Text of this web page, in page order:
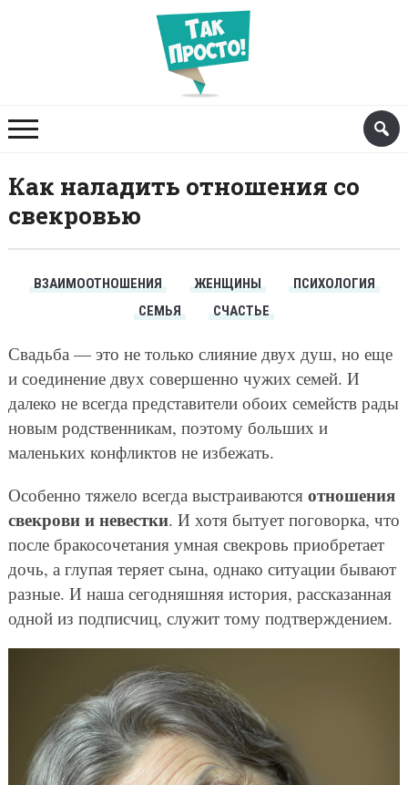
Как наладить отношения со
свекровью
ВЗАИМООТНОШЕНИЯ ЖЕНЩИНЫ
ПСИХОЛОГИЯ
СЕМЬЯ
СЧАСТЬЕ
Свадьба — это не только слияние двух душ, но еще
и соединение двух совершенно чужих семей. И
далеко не всегда представители обоих семейств рады
новым родственникам, поэтому больших и
маленьких конфликтов не избежать.
Особенно тяжело всегда выстраиваются отношения
свекрови и невестки. И хотя бытует поговорка, что
после бракосочетания умная свекровь приобретает
дочь, а глупая теряет сына, однако ситуации бывают
разные. И наша сегодняшняя история, рассказанная
одной из подписчиц, служит тому подтверждением.